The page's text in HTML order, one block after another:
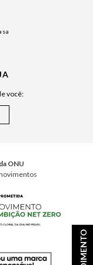
você:
ONU